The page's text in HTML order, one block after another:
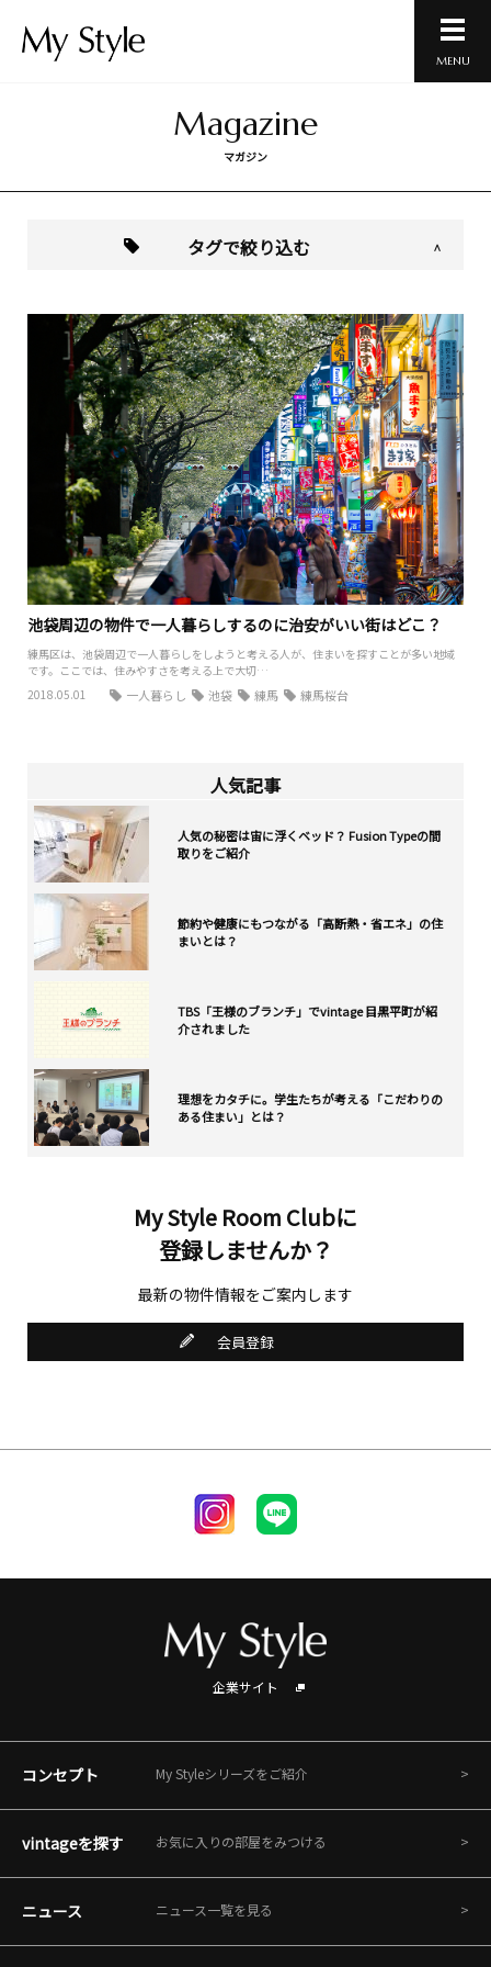
MENU
Magazine
マガジン
タグで絞り込む
人気記事
人気の秘密は宙に浮くベッド？ Fusion Typeの間
取りをご紹介
節約や健康にもつながる「高断熱・省エネ」の住
まいとは？
TBS「王様のブランチ」でvintage 目黒平町が紹
介されました
理想をカタチに。学生たちが考える「こだわりの
ある住まい」とは？
My Style Room Clubに
登録しませんか？
最新の物件情報をご案内します
会員登録
池袋周辺の物件で一人暮らしするのに治安がいい街はどこ？
練馬区は、池袋周辺で一人暮らしをしようと考える人が、住まいを探すことが多い地域
です。ここでは、住みやすさを考える上で大切…
2018.05.01
一人暮らし 池袋 練馬 練馬桜台
企業サイト
コンセプト My Styleシリーズをご紹介
vintageを探す お気に入りの部屋をみつける
ニュース ニュース一覧を見る